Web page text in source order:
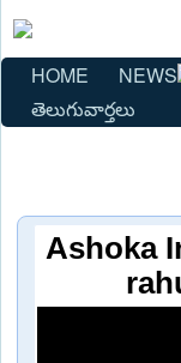
HOME NEWS
తెలుగువార్తలు
Ashoka